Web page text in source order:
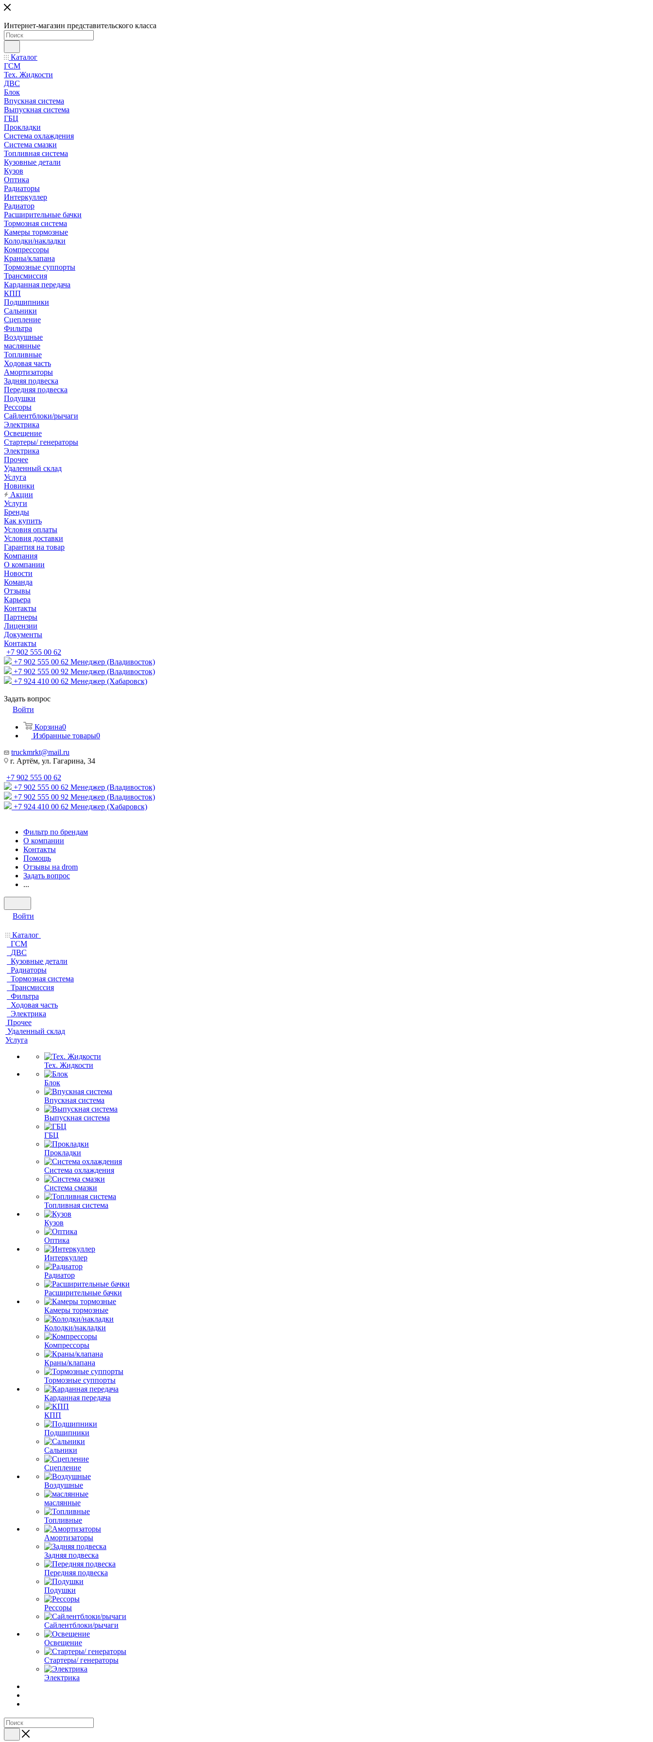
Интернет-магазин представительского класса
Каталог
ГСМ
Тех. Жидкости
ДВС
Блок
Впускная система
Выпускная система
ГБЦ
Прокладки
Система охлаждения
Система смазки
Топливная система
Кузовные детали
Кузов
Оптика
Радиаторы
Интеркуллер
Радиатор
Расширительные бачки
Тормозная система
Камеры тормозные
Колодки/накладки
Компрессоры
Краны/клапана
Тормозные суппорты
Трансмиссия
Карданная передача
КПП
Подшипники
Сальники
Сцепление
Фильтра
Воздушные
маслянные
Топливные
Ходовая часть
Амортизаторы
Задняя подвеска
Передняя подвеска
Подушки
Рессоры
Сайлентблоки/рычаги
Электрика
Освещение
Стартеры/ генераторы
Электрика
Прочее
Удаленный склад
Услуга
Новинки
Акции
Услуги
Бренды
Как купить
Условия оплаты
Условия доставки
Гарантия на товар
Компания
О компании
Новости
Команда
Отзывы
Карьера
Контакты
Партнеры
Лицензии
Документы
Контакты
+7 902 555 00 62
+7 902 555 00 62 Менеджер (Владивосток)
+7 902 555 00 92 Менеджер (Владивосток)
+7 924 410 00 62 Менеджер (Хабаровск)
Задать вопрос
Войти
Корзина0
Избранные товары0
truckmrkt@mail.ru
г. Артём, ул. Гагарина, 34
+7 902 555 00 62
+7 902 555 00 62 Менеджер (Владивосток)
+7 902 555 00 92 Менеджер (Владивосток)
+7 924 410 00 62 Менеджер (Хабаровск)
Фильтр по брендам
О компании
Контакты
Помощь
Отзывы на drom
Задать вопрос
...
Войти
Каталог
ГСМ
ДВС
Кузовные детали
Радиаторы
Тормозная система
Трансмиссия
Фильтра
Ходовая часть
Электрика
Прочее
Удаленный склад
Услуга
Тех. Жидкости
Блок
Впускная система
Выпускная система
ГБЦ
Прокладки
Система охлаждения
Система смазки
Топливная система
Кузов
Оптика
Интеркуллер
Радиатор
Расширительные бачки
Камеры тормозные
Колодки/накладки
Компрессоры
Краны/клапана
Тормозные суппорты
Карданная передача
КПП
Подшипники
Сальники
Сцепление
Воздушные
маслянные
Топливные
Амортизаторы
Задняя подвеска
Передняя подвеска
Подушки
Рессоры
Сайлентблоки/рычаги
Освещение
Стартеры/ генераторы
Электрика